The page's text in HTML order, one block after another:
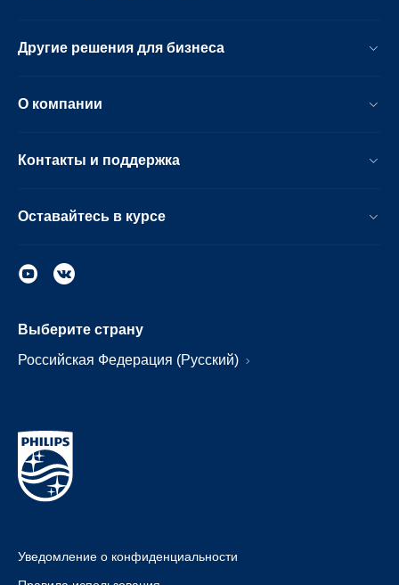
Другие решения для бизнеса
О компании
Контакты и поддержка
Оставайтесь в курсе
Выберите страну
Российская Федерация (Русский)
Уведомление о конфиденциальности